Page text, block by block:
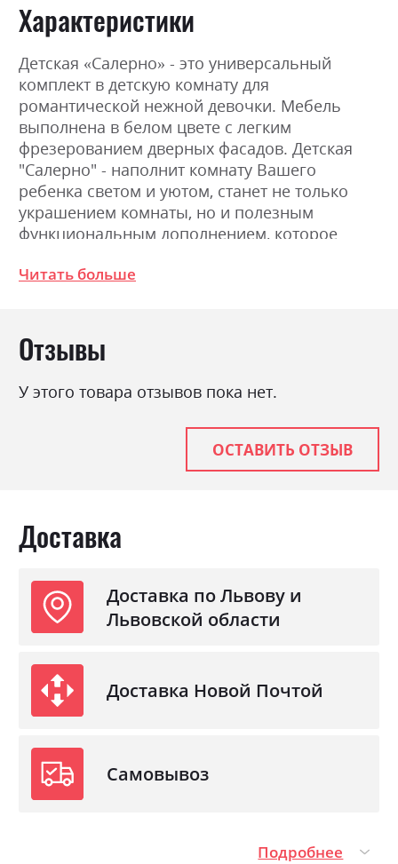
Характеристики
Детская «Салерно» - это универсальный
комплект в детскую комнату для
романтической нежной девочки. Мебель
выполнена в белом цвете с легким
фрезерованием дверных фасадов. Детская
"Салерно" - наполнит комнату Вашего
ребенка светом и уютом, станет не только
украшением комнаты, но и полезным
функциональным дополнением, которое
Мебель создана на основе последних
Фабрика:
Цвет (Фасад):
білий
класика, прованс, ретро
Читать больше
Отзывы
У этого товара отзывов пока нет.
ОСТАВИТЬ ОТЗЫВ
Доставка
Доставка по Львову и
Львовской области
Доставка Новой Почтой
Самовывоз
Подробнее